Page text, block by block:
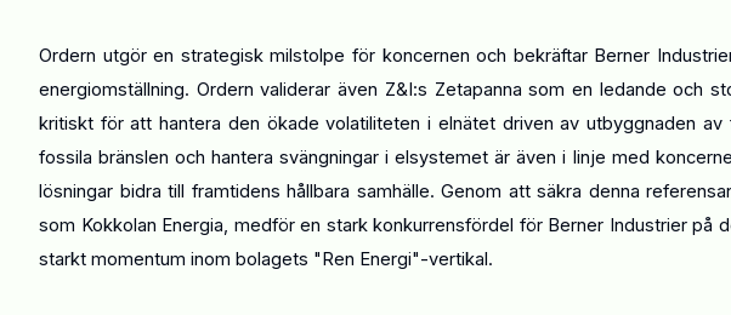
Ordern utgör en strategisk milstolpe för koncernen och bekräftar Berner
energiomställning. Ordern validerar även Z&I:s Zetapanna som en ledande och
kritiskt för att hantera den ökade volatiliteten i elnätet driven av utbyggnaden
fossila bränslen och hantera svängningar i elsystemet är även i linje med
lösningar bidra till framtidens hållbara samhälle. Genom att säkra denna
som Kokkolan Energia, medför en stark konkurrensfördel för Berner Industrier på
starkt momentum inom bolagets "Ren Energi"-vertikal.